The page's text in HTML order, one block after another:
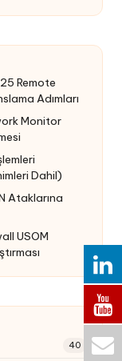
Remote
Adımları
Monitor
Dahil)
Ataklarına
USOM
40